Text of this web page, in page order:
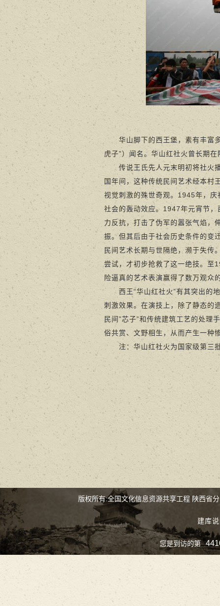
华山脚下的西王堡，素有丰富多
虎子”）闻名。华山红社火曾长期
传说王氏先人元末明初将社火播
国年间，这种传统民间艺术经本村
视觉刺激的殊世奇观。1945年，庆
社会的轰动效应。1947年元宵节，
力反抗，打击了伪军的嚣张气焰，
振。但其后由于社会历史条件的变
民间艺术长期与世隔绝，濒于失传
尝试，才初步抢救了这一绝技。至
险逼真的艺术表演赢得了数万观众
西王“华山红社火”有其突出的地
刺激效果。在演技上，除了静态的
民间”芯子”和传统建筑工艺的处理
俗共赏、文野相生，从而产生一种
注：华山红社火为国家级第三
版权所有:全国文化信息资源共享工程 陕西省
建库
您是到访的第